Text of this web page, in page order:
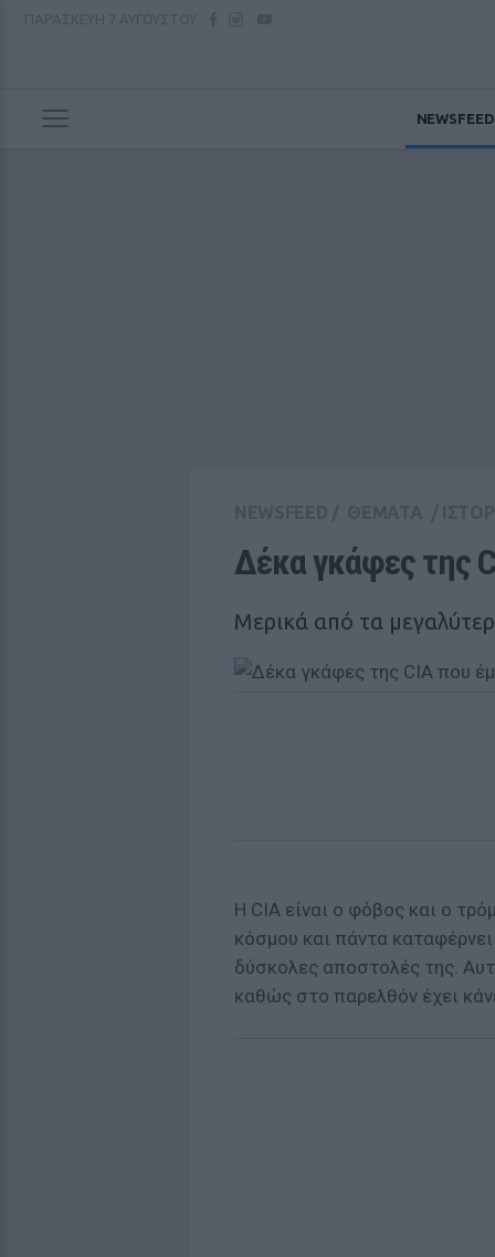
NEWSFEED
Δέκα γκάφες της
Μερικά από τα
Η CIA είναι ο φόβος και ο
κόσμου και πάντα
δύσκολες αποστολές της.
καθώς στο παρελθόν έχει